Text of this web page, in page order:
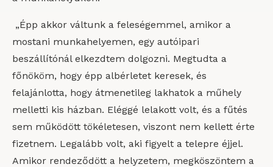
„Épp akkor váltunk a feleségemmel, amikor a
mostani munkahelyemen, egy autóipari
beszállítónál elkezdtem dolgozni. Megtudta a
főnököm, hogy épp albérletet keresek, és
felajánlotta, hogy átmenetileg lakhatok a műhely
melletti kis házban. Eléggé lelakott volt, és a fűtés
sem működött tökéletesen, viszont nem kellett érte
fizetnem. Legalább volt, aki figyelt a telepre éjjel.
Amikor rendeződött a helyzetem, megköszöntem a